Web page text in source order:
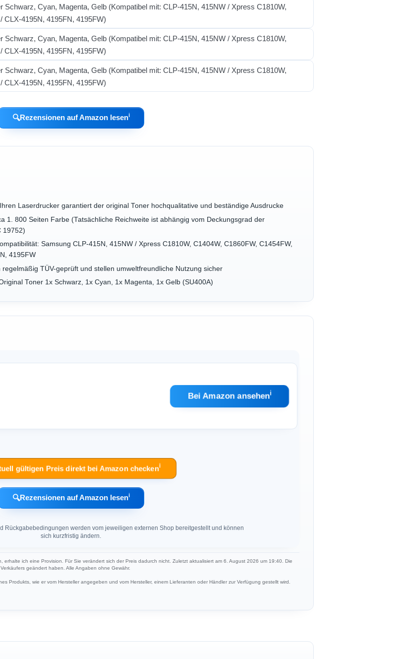
🔍Rezensionen auf Amazon lesenℹ︎
Laserdrucker garantiert der original Toner hochqualitative und beständige Ausdrucke
1. 800 Seiten Farbe (Tatsächliche Reichweite ist abhängig vom Deckungsgrad der
19752)
Samsung CLP-415N, 415NW / Xpress C1810W, C1404W, C1860FW, C1454FW,
4195FW
TÜV-geprüft und stellen umweltfreundliche Nutzung sicher
Toner 1x Schwarz, 1x Cyan, 1x Magenta, 1x Gelb (SU400A)
Bei Amazon ansehenℹ︎
gültigen Preis direkt bei Amazon checkenℹ︎
🔍Rezensionen auf Amazon lesenℹ︎
Rückgabebedingungen werden vom jeweiligen externen Shop bereitgestellt und können
sich kurzfristig ändern.
erhalte ich eine Provision. Für Sie verändert sich der Preis dadurch nicht. Zuletzt aktualisiert am 6. August 2026 um 19:40. Die
geändert haben. Alle Angaben ohne Gewähr.
Produkts, wie er vom Hersteller angegeben und vom Hersteller, einem Lieferanten oder Händler zur Verfügung gestellt wird.